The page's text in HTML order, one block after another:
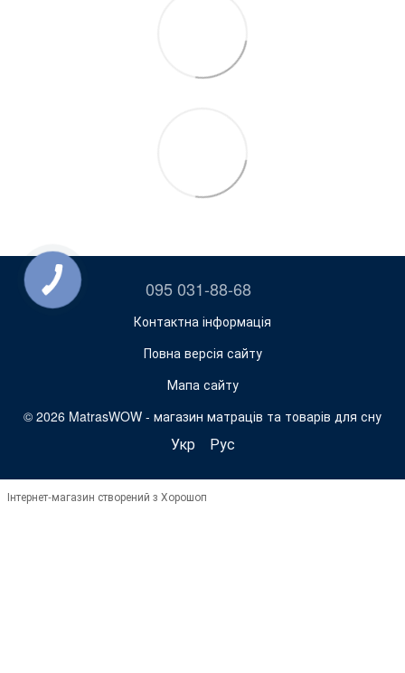
095 031-88-68
Контактна інформація
Повна версія сайту
Мапа сайту
© 2026 MatrasWOW - магазин матраців та товарів для сну
Укр Рус
Інтернет-магазин створений з Хорошоп